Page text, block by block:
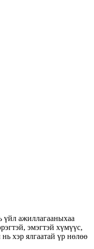
ажиллагааныхаа
эмэгтэй хүмүүс,
хэр ялгаатай үр нөлөө